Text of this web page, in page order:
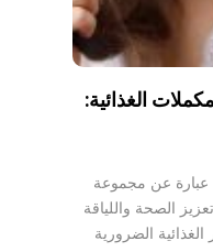
الغذائية:
عبارة عن مجموعة
الصحة واللياقة
الضرورية